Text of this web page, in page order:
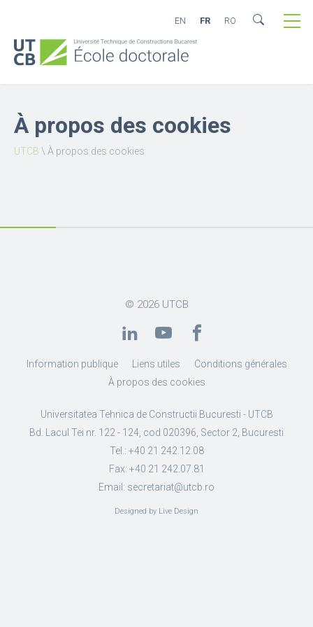
EN FR RO
À propos des cookies
UTCB \ À propos des cookies
© 2026 UTCB
Information publique Liens utiles
Conditions générales
À propos des cookies
Universitatea Tehnica de Constructii Bucuresti - UTCB
Bd. Lacul Tei nr. 122 - 124, cod 020396, Sector 2, Bucuresti
Tel.: +40 21 242.12.08
Fax: +40 21 242.07.81
Email: secretariat@utcb.ro
Designed by Live Design